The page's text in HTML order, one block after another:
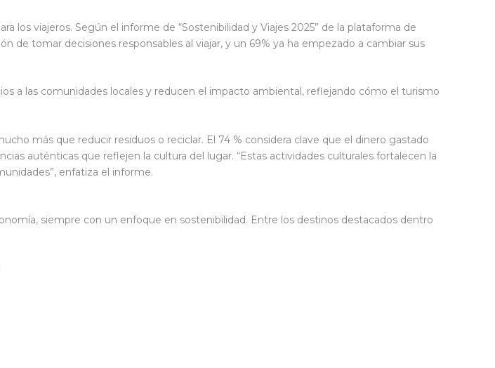
los viajeros. Según el informe de “Sostenibilidad y Viajes 2025” de la plataforma de
tomar decisiones responsables al viajar, y un 69% ya ha empezado a cambiar sus
a las comunidades locales y reducen el impacto ambiental, reflejando cómo el turismo
más que reducir residuos o reciclar. El 74 % considera clave que el dinero gastado
auténticas que reflejen la cultura del lugar. “Estas actividades culturales fortalecen la
enfatiza el informe.
siempre con un enfoque en sostenibilidad. Entre los destinos destacados dentro